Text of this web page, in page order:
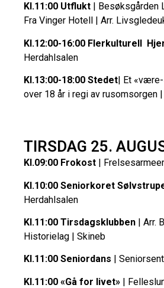
Kl.11:00 Utflukt | Besøksgården
Fra Vinger Hotell | Arr.
Kl.12:00-16:00 Flerkulturell
Herdahlsalen
Kl.13:00-18:00 Stedet| Et
over 18 år i regi av rusomsorgen
TIRSDAG 25.
Kl.09:00 Frokost |
Kl.10:00 Seniorkoret
Herdahlsalen
Kl.11:00 Tirsdagsklubben | Arr.
Historielag | Skineb
Kl.11:00 Seniordans |
Kl.11:00 «Gå for livet» |